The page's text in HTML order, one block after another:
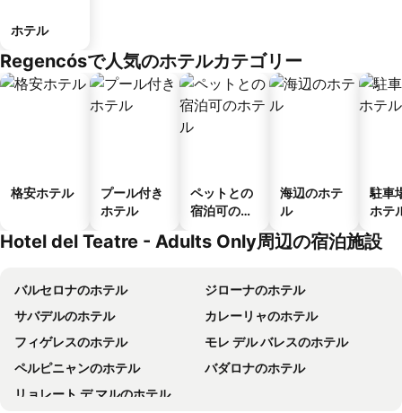
ホテル
Regencósで人気のホテルカテゴリー
格安ホテル
プール付き
ホテル
ペットとの
宿泊可のホ
海辺のホテ
ル
駐車
ホテ
Hotel del Teatre - Adults Only周辺の宿泊施設
バルセロナのホテル
ジローナのホテル
サバデルのホテル
カレーリャのホテル
フィゲレスのホテル
モレ デル バレスのホテル
ペルピニャンのホテル
バダロナのホテル
リョレート デ マルのホテル